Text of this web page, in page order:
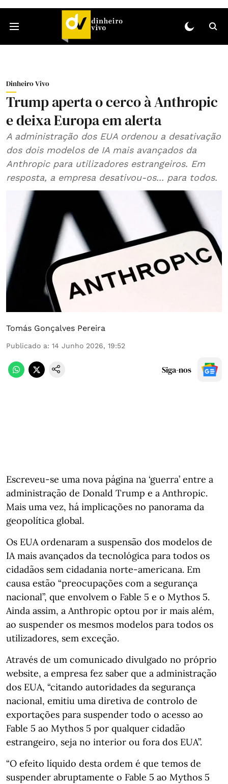
Dinheiro Vivo
Trump aperta o cerco à Anthropic
e deixa Europa em alerta
A administração dos EUA ordenou a desativação
dos dois modelos de IA mais avançados da
Anthropic para utilizadores estrangeiros. Em
resposta, a empresa desativou-os... para todos.
Tomás Gonçalves Pereira
Publicado a: 14 Junho 2026, 19:52
Siga-nos
Escreveu-se uma nova página na ‘guerra’ entre a
administração de Donald Trump e a Anthropic.
Mais uma vez, há implicações no panorama da
geopolítica global.
Os EUA ordenaram a suspensão dos modelos de
IA mais avançados da tecnológica para todos os
cidadãos sem cidadania norte-americana. Em
causa estão “preocupações com a segurança
nacional”, que envolvem o Fable 5 e o Mythos 5.
Ainda assim, a Anthropic optou por ir mais além,
ao suspender os mesmos modelos para todos os
utilizadores, sem exceção.
Através de um comunicado divulgado no próprio
website, a empresa fez saber que a administração
dos EUA, “citando autoridades da segurança
nacional, emitiu uma diretiva de controlo de
exportações para suspender todo o acesso ao
Fable 5 ao Mythos 5 por qualquer cidadão
estrangeiro, seja no interior ou fora dos EUA”.
“O efeito líquido desta ordem é que temos de
suspender abruptamente o Fable 5 ao Mythos 5